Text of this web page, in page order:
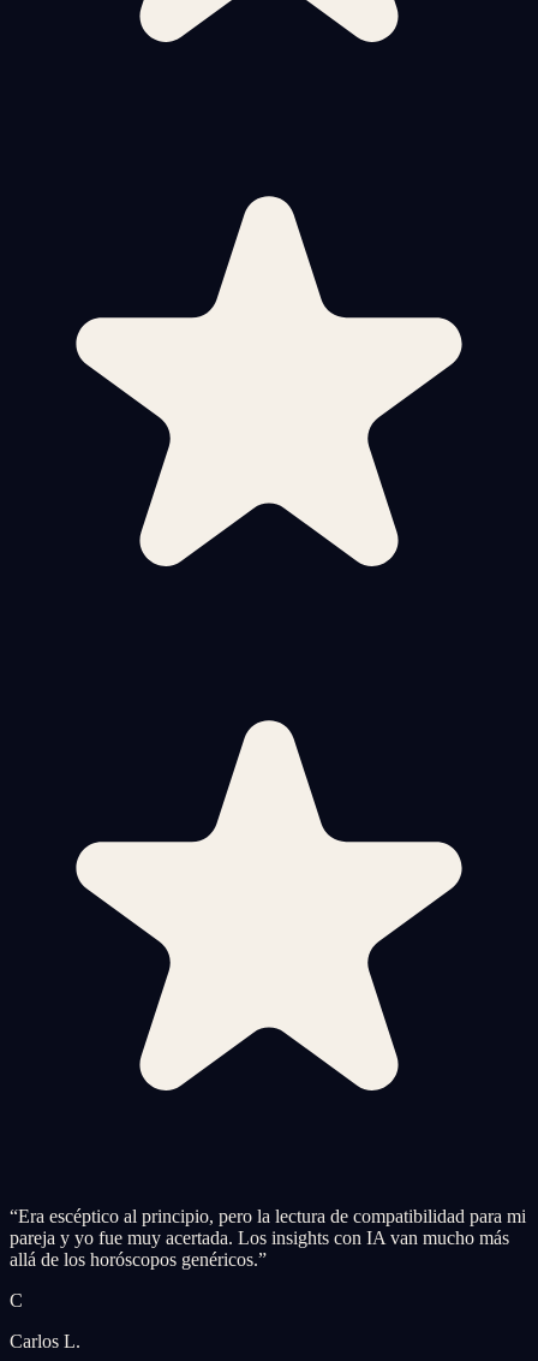
“Era escéptico al principio, pero la lectura de compatibilidad para mi
pareja y yo fue muy acertada. Los insights con IA van mucho más
allá de los horóscopos genéricos.”
C
Carlos L.